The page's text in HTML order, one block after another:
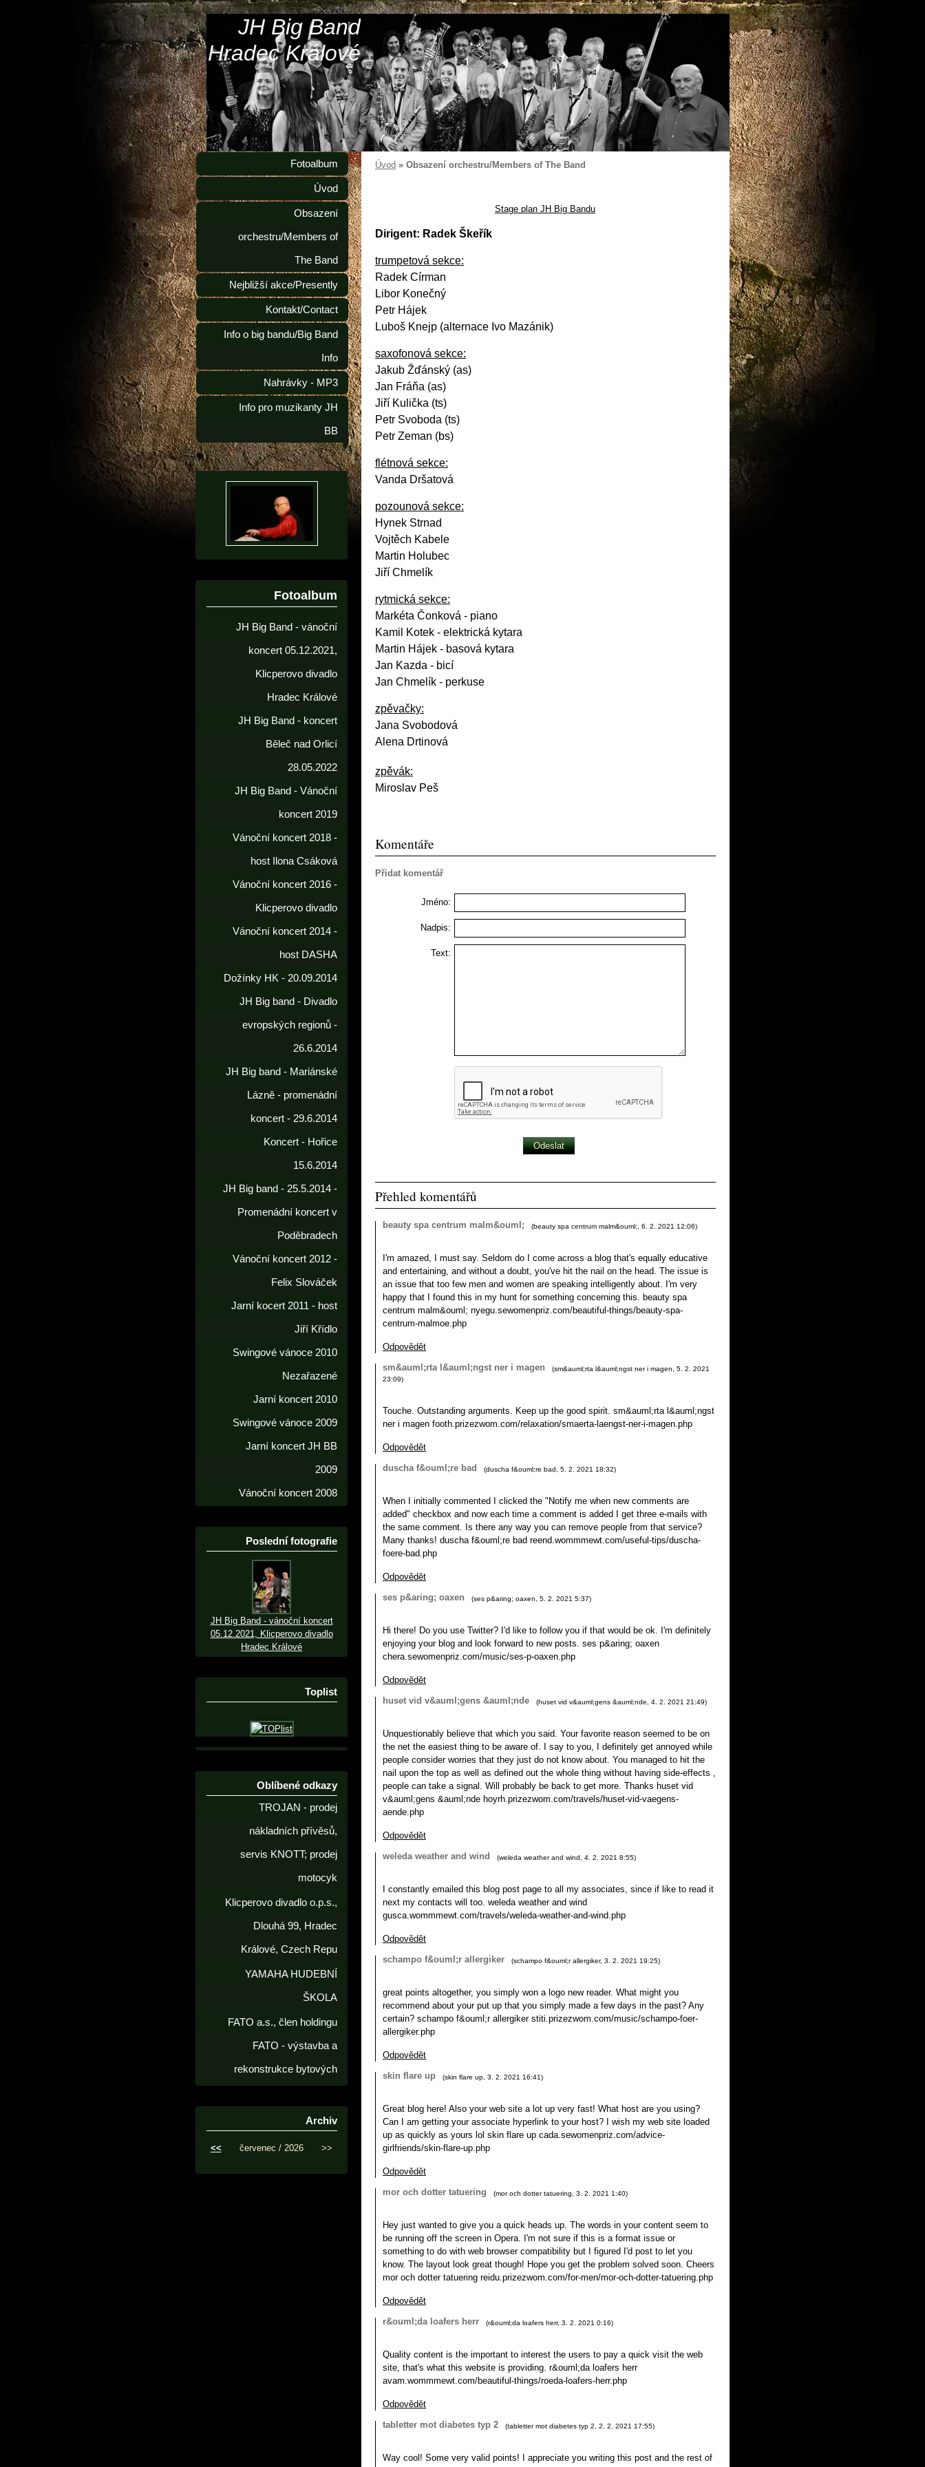
JH Big Band
Hradec Králové
Úvod » Obsazení orchestru/Members of The Band
Stage plan JH Big Bandu
Dirigent: Radek Škeřík
trumpetová sekce:
Radek Círman
Libor Konečný
Petr Hájek
Luboš Knejp (alternace Ivo Mazánik)
saxofonová sekce:
Jakub Žďánský (as)
Jan Fráňa (as)
Jiří Kulička (ts)
Petr Svoboda (ts)
Petr Zeman (bs)
flétnová sekce:
Vanda Dršatová
pozounová sekce:
Hynek Strnad
Vojtěch Kabele
Martin Holubec
Jiří Chmelík
rytmická sekce:
Markéta Čonková - piano
Kamil Kotek - elektrická kytara
Martin Hájek - basová kytara
Jan Kazda - bicí
Jan Chmelík - perkuse
zpěvačky:
Jana Svobodová
Alena Drtinová
zpěvák:
Miroslav Peš
Komentáře
Přidat komentář
Jméno:
Nadpis:
Text:
Přehled komentářů
beauty spa centrum malm&ouml; (beauty spa centrum malm&ouml; 6. 2. 2021 12:06)
I'm amazed, I must say. Seldom do I come across a blog that's equally educative
and entertaining, and without a doubt, you've hit the nail on the head. The issue is
an issue that too few men and women are speaking intelligently about. I'm very
happy that I found this in my hunt for something concerning this. beauty spa
centrum malm&ouml; nyegu.sewomenpriz.com/beautiful-things/beauty-spa-
centrum-malmoe.php
Odpovědět
sm&auml;rta l&auml;ngst ner i magen
(sm&auml;rta l&auml;ngst ner i magen
5. 2. 2021
23:09)
Touche. Outstanding arguments. Keep up the good spirit. sm&auml;rta l&auml;ngst
ner i magen footh.prizezwom.com/relaxation/smaerta-laengst-ner-i-magen.php
Odpovědět
duscha f&ouml;re bad
(duscha f&ouml;re bad 5. 2. 2021 18:32)
When I initially commented I clicked the "Notify me when new comments are
added" checkbox and now each time a comment is added I get three e-mails with
the same comment. Is there any way you can remove people from that service?
Many thanks! duscha f&ouml;re bad reend.wommmewt.com/useful-tips/duscha-
foere-bad.php
Odpovědět
ses p&aring; oaxen
(ses p&aring; oaxen 5. 2. 2021 5:37)
Hi there! Do you use Twitter? I'd like to follow you if that would be ok. I'm definitely
enjoying your blog and look forward to new posts. ses p&aring; oaxen
chera.sewomenpriz.com/music/ses-p-oaxen.php
Odpovědět
huset vid v&auml;gens &auml;nde
(huset vid v&auml;gens &auml;nde 4. 2. 2021 21:49)
Unquestionably believe that which you said. Your favorite reason seemed to be on
the net the easiest thing to be aware of. I say to you, I definitely get annoyed while
people consider worries that they just do not know about. You managed to hit the
nail upon the top as well as defined out the whole thing without having side-effects ,
people can take a signal. Will probably be back to get more. Thanks huset vid
v&auml;gens &auml;nde hoyrh.prizezwom.com/travels/huset-vid-vaegens-
aende.php
Odpovědět
weleda weather and wind
(weleda weather and wind 4. 2. 2021 8:55)
I constantly emailed this blog post page to all my associates, since if like to read it
next my contacts will too. weleda weather and wind
gusca.wommmewt.com/travels/weleda-weather-and-wind.php
Odpovědět
schampo f&ouml;r allergiker
(schampo f&ouml;r allergiker, 3. 2. 2021 19:25)
great points altogether, you simply won a logo new reader. What might you
recommend about your put up that you simply made a few days in the past? Any
certain? schampo f&ouml;r allergiker stiti.prizezwom.com/music/schampo-foer-
allergiker.php
Odpovědět
skin flare up
(skin flare up 3. 2. 2021 16:41)
Great blog here! Also your web site a lot up very fast! What host are you using?
Can I am getting your associate hyperlink to your host? I wish my web site loaded
up as quickly as yours lol skin flare up cada.sewomenpriz.com/advice-
girlfriends/skin-flare-up.php
Odpovědět
mor och dotter tatuering
(mor och dotter tatuering 3. 2. 2021 1:40)
Hey just wanted to give you a quick heads up. The words in your content seem to
be running off the screen in Opera. I'm not sure if this is a format issue or
something to do with web browser compatibility but I figured I'd post to let you
know. The layout look great though! Hope you get the problem solved soon. Cheers
mor och dotter tatuering reidu.prizezwom.com/for-men/mor-och-dotter-tatuering.php
Odpovědět
r&ouml;da loafers herr
(r&ouml;da loafers herr, 3. 2. 2021 0:16)
Quality content is the important to interest the users to pay a quick visit the web
site, that's what this website is providing. r&ouml;da loafers herr
avam.wommmewt.com/beautiful-things/roeda-loafers-herr.php
Odpovědět
tabletter mot diabetes typ 2
(tabletter mot diabetes typ 2 2. 2. 2021 17:55)
Way cool! Some very valid points! I appreciate you writing this post and the rest of
Fotoalbum
Úvod
Obsazení
orchestru/Members of
The Band
Nejbližší akce/Presently
Kontakt/Contact
Info o big bandu/Big Band
Info
Nahrávky - MP3
Info pro muzikanty JH
BB
Fotoalbum
JH Big Band - vánoční
koncert 05.12.2021,
Klicperovo divadlo
Hradec Králové
JH Big Band - koncert
Běleč nad Orlicí
28.05.2022
JH Big Band - Vánoční
koncert 2019
Vánoční koncert 2018 -
host Ilona Csáková
Vánoční koncert 2016 -
Klicperovo divadlo
Vánoční koncert 2014 -
host DASHA
Dožínky HK - 20.09.2014
JH Big band - Divadlo
evropských regionů -
26.6.2014
JH Big band - Mariánské
Lázně - promenádní
koncert - 29.6.2014
Koncert - Hořice
15.6.2014
JH Big band - 25.5.2014 -
Promenádní koncert v
Poděbradech
Vánoční koncert 2012 -
Felix Slováček
Jarní kocert 2011 - host
Jiří Křídlo
Swingové vánoce 2010
Nezařazené
Jarní koncert 2010
Swingové vánoce 2009
Jarní koncert JH BB
2009
Vánoční koncert 2008
Poslední fotografie
JH Big Band - vánoční koncert
05.12.2021, Klicperovo divadlo
Hradec Králové
Toplist
Oblíbené odkazy
TROJAN - prodej
nákladních přívěsů,
servis KNOTT; prodej
motocyk
Klicperovo divadlo o.p.s.,
Dlouhá 99, Hradec
Králové, Czech Repu
YAMAHA HUDEBNÍ
ŠKOLA
FATO a.s., člen holdingu
FATO - výstavba a
rekonstrukce bytových
Archiv
<< červenec / 2026 >>